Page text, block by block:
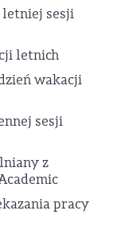
letniej sesji
letnich
wakacji
sesji
z
pracy